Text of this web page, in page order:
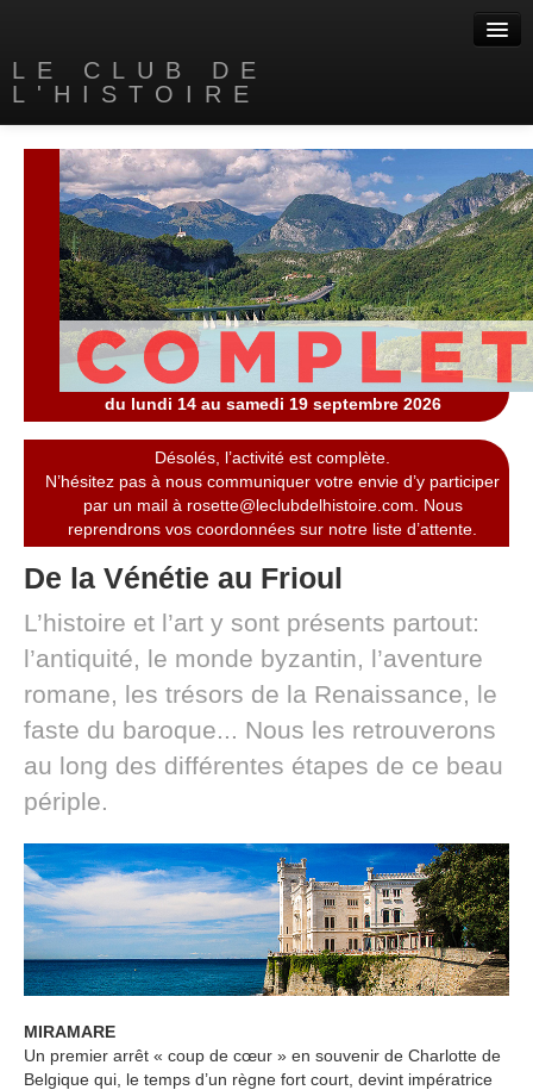
LE CLUB DE
L'HISTOIRE
A propos
Nos livres
Contact
Liens
du lundi 14 au samedi 19 septembre 2026
Désolés, l’activité est complète.
N’hésitez pas à nous communiquer votre envie d’y participer
par un mail à rosette@leclubdelhistoire.com. Nous
reprendrons vos coordonnées sur notre liste d’attente.
De la Vénétie au Frioul
L’histoire et l’art y sont présents partout:
l’antiquité, le monde byzantin, l’aventure
romane, les trésors de la Renaissance, le
faste du baroque... Nous les retrouverons
au long des différentes étapes de ce beau
périple.
MIRAMARE
Un premier arrêt « coup de cœur » en souvenir de Charlotte de
Belgique qui, le temps d’un règne fort court, devint impératrice